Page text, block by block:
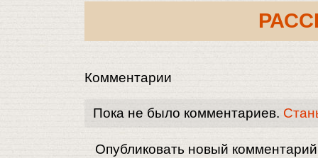
Комментарии
Пока не было комментариев.
Опубликовать новый комментарий